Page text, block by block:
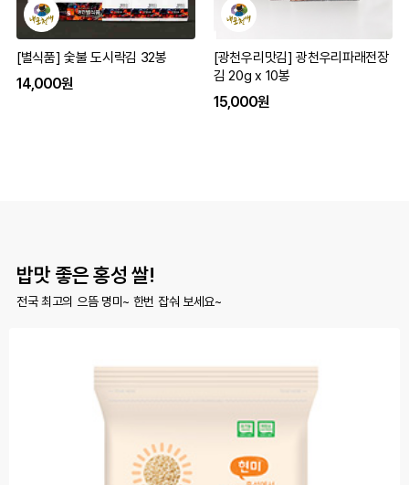
[별식품] 숯불 도시락김 32봉
14,000원
[광천우리맛김] 광천우리파래전장
김 20g x 10봉
15,000원
밥맛 좋은 홍성 쌀!
전국 최고의 으뜸 명미~ 한번 잡숴 보세요~